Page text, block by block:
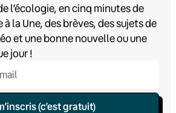
l’écologie, en cinq minutes de
la Une, des brèves, des sujets de
et une bonne nouvelle ou une
jour !
(c’est gratuit)